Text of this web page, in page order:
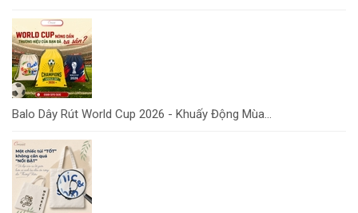
Balo Dây Rút World Cup 2026 - Khuấy Động Mùa...